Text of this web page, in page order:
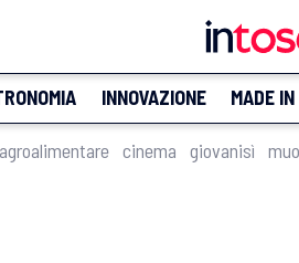
INNOVAZIONE MADE
agroalimentare cinema giovanisì